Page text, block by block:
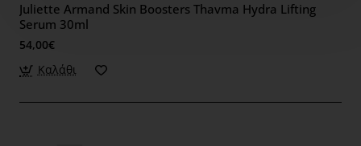
Juliette Armand Skin Boosters Thavma Hydra Lifting
Serum 30ml
54,00€
Καλάθι